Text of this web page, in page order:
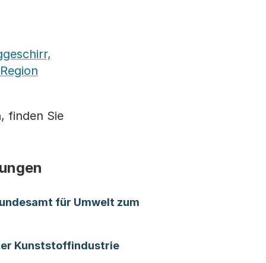
finden Sie
für Umwelt zum
Kunststoffindustrie